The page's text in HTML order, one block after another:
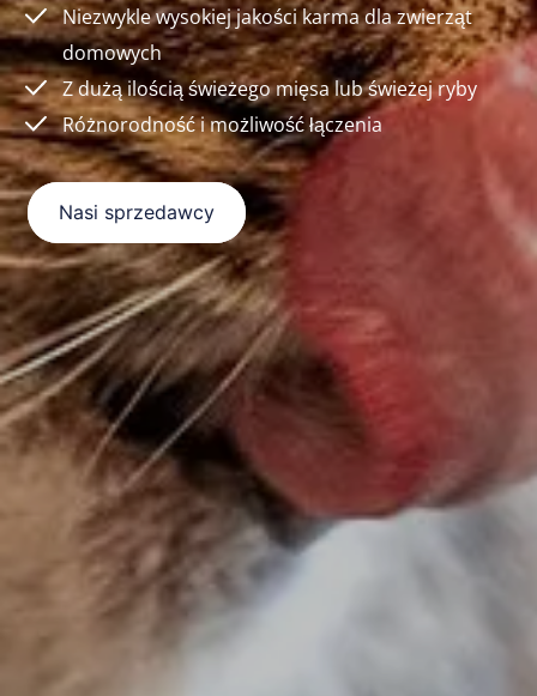
Niezwykle wysokiej jakości karma dla zwierząt
domowych
Z dużą ilością świeżego mięsa lub świeżej ryby
Różnorodność i możliwość łączenia
Nasi sprzedawcy